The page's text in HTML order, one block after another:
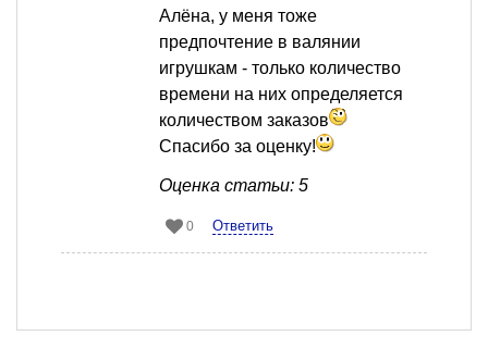
Алёна, у меня тоже
предпочтение в валянии
игрушкам - только количество
времени на них определяется
количеством заказов
Спасибо за оценку!
Оценка статьи: 5
0 Ответить